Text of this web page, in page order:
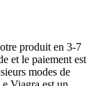
produit en 3-7
et le paiement est
modes de